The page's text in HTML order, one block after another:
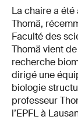
La chaire a
Thomä,
Faculté des
Thomä vient
recherche
dirigé une
biologie
professeur
l’EPFL à